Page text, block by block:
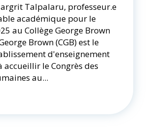
Talpalaru, professeur.e
académique pour le
au Collège George Brown
Brown (CGB) est le
d'enseignement
accueillir le Congrès des
au...